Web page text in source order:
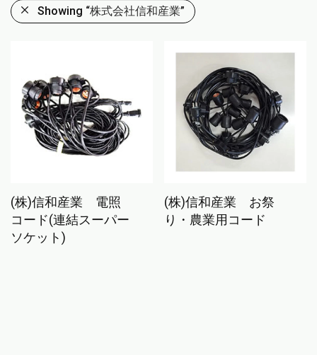
Showing “株式会社信和産業”
(株)信和産業 電照
コード(連結スーパー
ソケット)
(株)信和産業 お祭
り・農業用コード